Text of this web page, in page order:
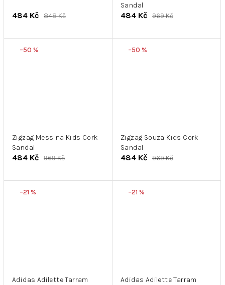
484 Kč 848 Kč
Sandal
484 Kč 969 Kč
–50 %
Zigzag Messina Kids Cork
Sandal
484 Kč 969 Kč
–50 %
Zigzag Souza Kids Cork
Sandal
484 Kč 969 Kč
–21 %
Adidas Adilette Tarram
–21 %
Adidas Adilette Tarram